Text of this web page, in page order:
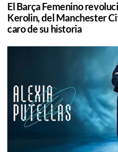
El Barça Femenino
Kerolin, del Manchester
caro de su historia